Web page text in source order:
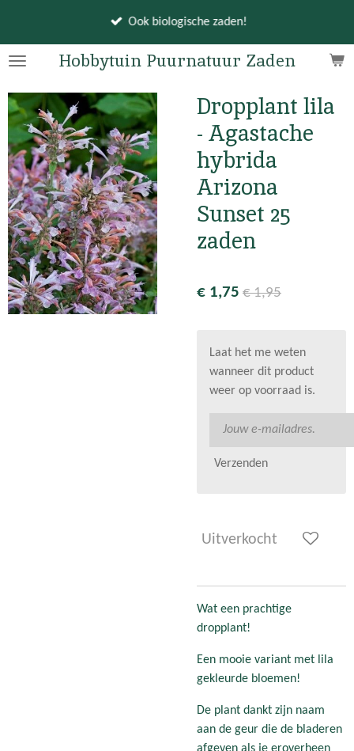
naar
hoofdinhoud
Hobbytuin Puurnatuur Zaden
Ook biologische zaden!
Dropplant lila
- Agastache
hybrida
Arizona
Sunset 25
zaden
€ 1,75 € 1,95
Laat het me weten
wanneer dit product
weer op voorraad is.
Verzenden
Uitverkocht
Wat een prachtige
dropplant!
Een mooie variant met lila
gekleurde bloemen!
De plant dankt zijn naam
aan de geur die de bladeren